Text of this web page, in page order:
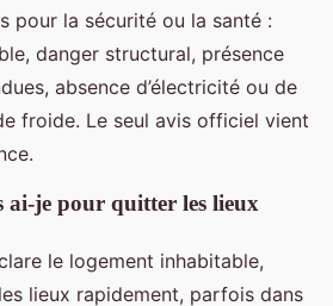
pour la sécurité ou la santé :
danger structural, présence
absence d’électricité ou de
froide. Le seul avis officiel vient
ai-je pour quitter les lieux
le logement inhabitable,
lieux rapidement, parfois dans